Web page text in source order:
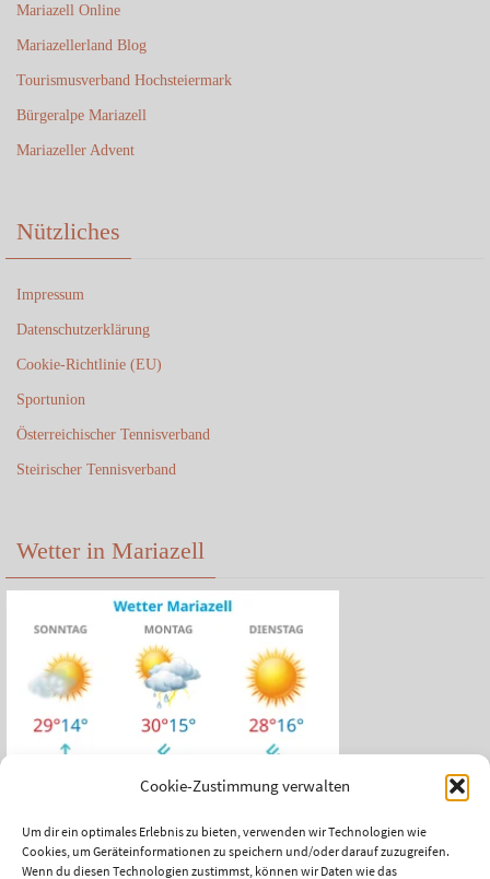
Cookie-Zustimmung verwalten
Um dir ein optimales Erlebnis zu bieten, verwenden wir Technologien wie
Cookies, um Geräteinformationen zu speichern und/oder darauf zuzugreifen.
Wenn du diesen Technologien zustimmst, können wir Daten wie das
Mariazell Online
Mariazellerland Blog
Tourismusverband Hochsteiermark
Bürgeralpe Mariazell
Mariazeller Advent
Nützliches
Impressum
Datenschutzerklärung
Cookie-Richtlinie (EU)
Sportunion
Österreichischer Tennisverband
Steirischer Tennisverband
Wetter in Mariazell
Das aktuelle Wetter in Mariazell